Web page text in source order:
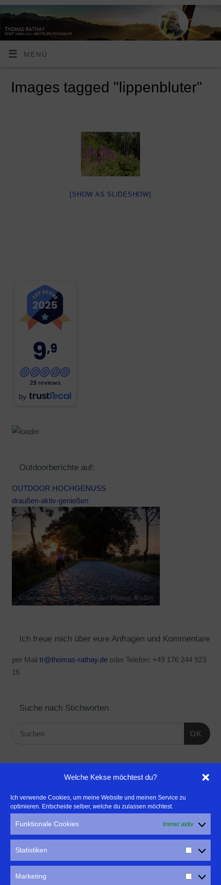
Welche Kekse möchtest du?
Ich verwende Cookies, um meine Website und meinen Service zu
optimieren. Entscheide selber, welche du zulassen möchtest.
Funktionale Cookies Immer aktiv
Statistiken
Marketing
MENÜ
Images tagged "lippenbluter"
[SHOW AS SLIDESHOW]
9,9
29 reviews
by
Outdoorberichte auf:
OUTDOOR HOCHGENUSS
draußen-aktiv-genießen
Ich freue mich über eure Anfragen und Kommentare
per Mail tr@thomas-rathay.deoder Telefon: +49 176 244 923
16
Suche nach Stichworten
OK
- Für professionelle Fotografen, die ihre Stärken mehr in den
Fokus rücken wollen, empfehle ich eine Beratung durch Frau
Dr. Martina Mettner